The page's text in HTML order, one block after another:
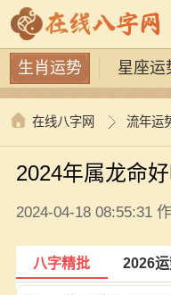
生肖运势 星座运
在线八字网 流年运
2024年属龙命
2024-04-18 08:55:31
八字精批 2026